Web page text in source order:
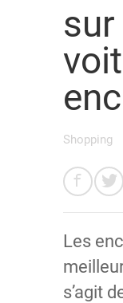
sur
Shopping
Les
s’agit